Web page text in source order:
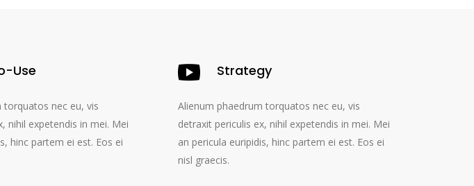
Use
torquatos nec eu, vis
nihil expetendis in mei. Mei
hinc partem ei est. Eos ei
Strategy
Alienum phaedrum torquatos nec eu, vis
detraxit periculis ex, nihil expetendis in mei. Mei
an pericula euripidis, hinc partem ei est. Eos ei
nisl graecis.